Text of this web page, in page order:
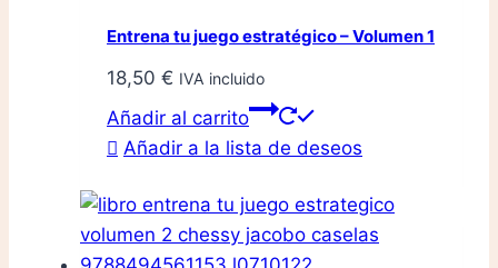
Entrena tu juego estratégico – Volumen 1
18,50 € IVA incluido
Añadir al carrito
Añadir a la lista de deseos